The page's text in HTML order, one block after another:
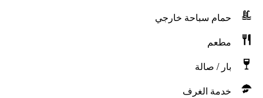
حمام سباحة خارجي
مطعم
بار / صالة
خدمة الغرف